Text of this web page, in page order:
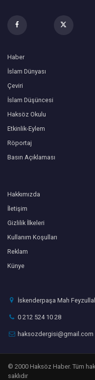
Haber
İslam Dünyası
Çeviri
İslam Düşüncesi
Haksöz Okulu
Etkinlik-Eylem
Röportaj
Basın Açıklaması
Hakkımızda
İletişim
Gizlilik İlkeleri
Kullanım Koşulları
Reklam
Künye
İskenderpaşa Mah
0 212 524 10 28
haksozdergisi@gmail.com
© 2000 Haksöz Haber. Tüm
saklıdır